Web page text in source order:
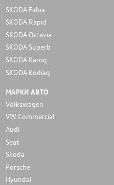
SKODA Fabia
SKODA Rapid
SKODA Octavia
SKODA Superb
SKODA Karoq
SKODA Kodiaq
МАРКИ АВТО
Volkswagen
VW Commercial
Audi
Seat
Skoda
Porsche
Hyundai